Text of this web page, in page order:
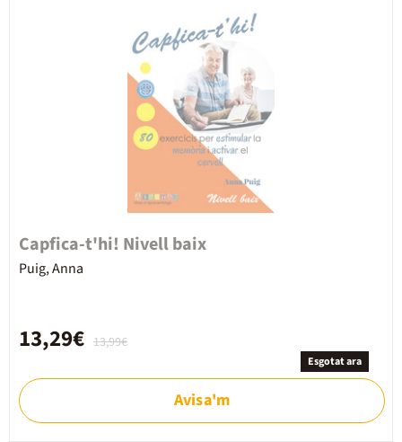
Capfica-t'hi! Nivell baix
Puig, Anna
13,99€
13,29€
Esgotat ara
Avisa'm